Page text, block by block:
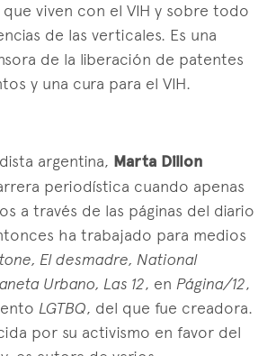
que viven con el VIH y sobre todo
de las verticales. Es una
de la liberación de patentes
y una cura para el VIH.
argentina, Marta Dillon
periodística cuando apenas
a través de las páginas del diario
ha trabajado para medios
El desmadre, National
Urbano, Las 12, en Página/12,
LGTBQ, del que fue creadora.
por su activismo en favor del